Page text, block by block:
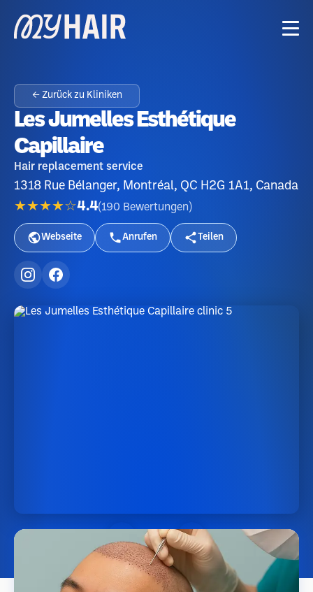
← Zurück zu Kliniken
Les Jumelles Esthétique
Capillaire
Hair replacement service
1318 Rue Bélanger, Montréal, QC H2G 1A1, Canada
★★★★☆4.4(190 Bewertungen )
Webseite Anrufen Teilen